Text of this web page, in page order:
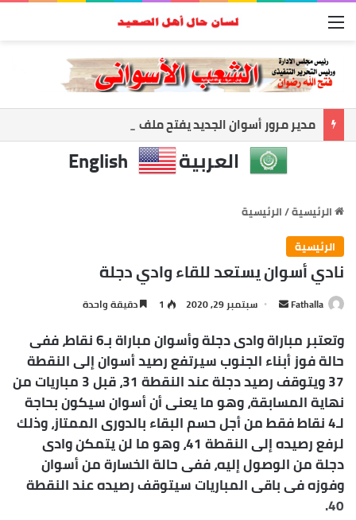
القائمة
العربية English
الرئيسية/الرئيسية
الرئيسية
نادي أسوان يستعد للقاء وادي دجلة
Fathalla
أرسل
إلكترونيا
سبتمبر 29, 2020 1 دقيقة واحدة
وتعتبر مباراة وادى دجلة وأسوان مباراة بـ6 نقاط، ففى
حالة فوز أبناء الجنوب سيرتفع رصيد أسوان إلى النقطة
37 ويتوقف رصيد دجلة عند النقطة 31، قبل 3 مباريات من
نهاية المسابقة، وهو ما يعنى أن أسوان سيكون بحاجة
لـ4 نقاط فقط من أجل حسم البقاء بالدورى الممتاز، وذلك
لرفع رصيده إلى النقطة 41، وهو ما لن يتمكن وادى
دجلة من الوصول إليه، ففى حالة الخسارة من أسوان
وفوزه فى باقى المباريات سيتوقف رصيده عند النقطة
40.